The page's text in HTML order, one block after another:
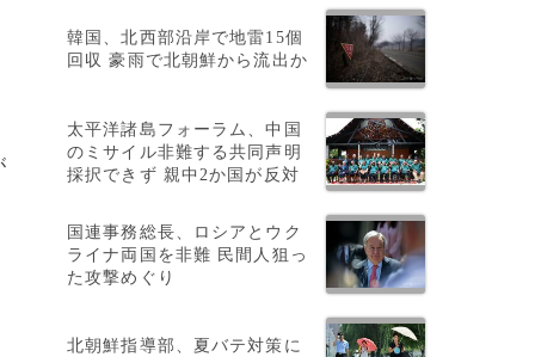
韓国、北西部沿岸で地雷15個
回収 豪雨で北朝鮮から流出か
太平洋諸島フォーラム、中国
のミサイル非難する共同声明
採択できず 親中2か国が反対
国連事務総長、ロシアとウク
ライナ両国を非難 民間人狙っ
た攻撃めぐり
北朝鮮指導部、夏バテ対策に